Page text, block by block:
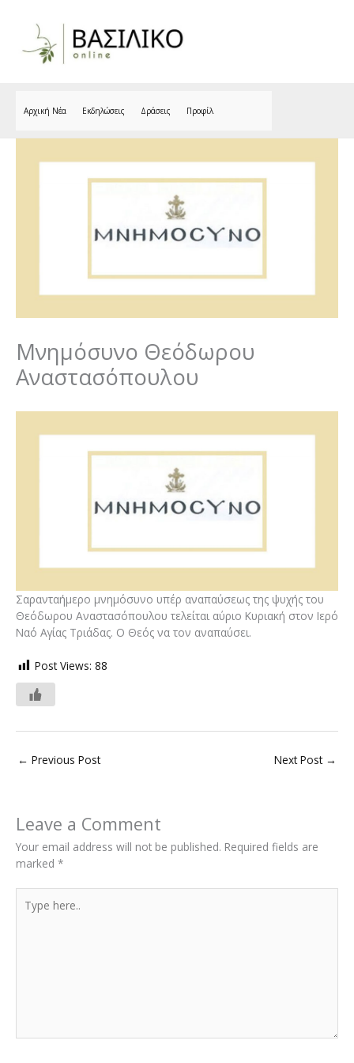
Αρχική Νέα Εκδηλώσεις Δράσεις Προφίλ
Μνημόσυνο Θεόδωρου
Αναστασόπουλου
Σαρανταήμερο μνημόσυνο υπέρ αναπαύσεως της ψυχής του
Θεόδωρου Αναστασόπουλου τελείται αύριο Κυριακή στον Ιερό
Ναό Αγίας Τριάδας. Ο Θεός να τον αναπαύσει.
Post Views: 88
← Previous Post Next Post →
Leave a Comment
Your email address will not be published. Required fields are
marked *
here..